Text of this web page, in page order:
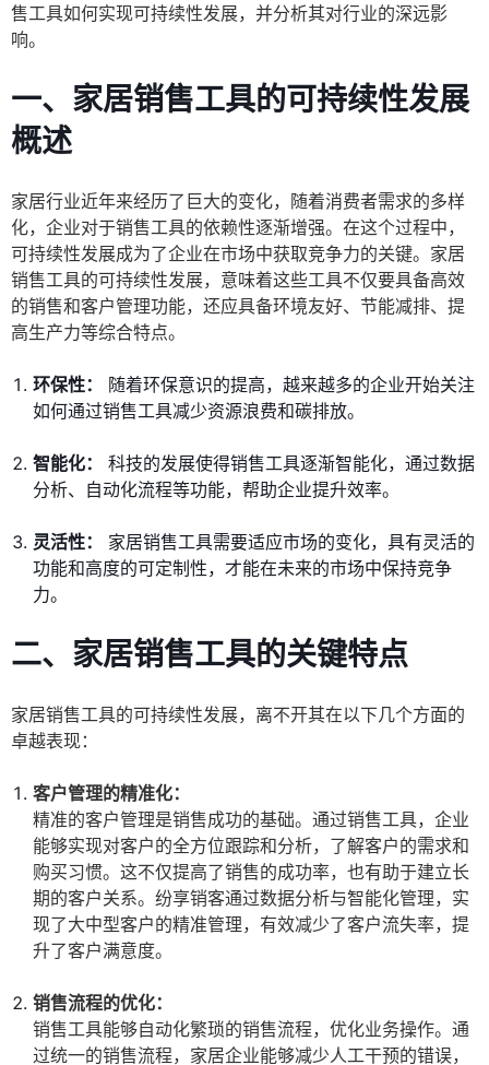
售工具如何实现可持续性发展，并分析其对行业的深远影
响。
一、家居销售工具的可持续性发展
概述
家居行业近年来经历了巨大的变化，随着消费者需求的多样
化，企业对于销售工具的依赖性逐渐增强。在这个过程中，
可持续性发展成为了企业在市场中获取竞争力的关键。家居
销售工具的可持续性发展，意味着这些工具不仅要具备高效
的销售和客户管理功能，还应具备环境友好、节能减排、提
高生产力等综合特点。
环保性：
随着环保意识的提高，越来越多的企业开始关注
如何通过销售工具减少资源浪费和碳排放。
智能化：
科技的发展使得销售工具逐渐智能化，通过数据
分析、自动化流程等功能，帮助企业提升效率。
灵活性：
家居销售工具需要适应市场的变化，具有灵活的
功能和高度的可定制性，才能在未来的市场中保持竞争
力。
二、家居销售工具的关键特点
家居销售工具的可持续性发展，离不开其在以下几个方面的
卓越表现：
客户管理的精准化：
精准的客户管理是销售成功的基础。通过销售工具，企业
能够实现对客户的全方位跟踪和分析，了解客户的需求和
购买习惯。这不仅提高了销售的成功率，也有助于建立长
期的客户关系。纷享销客通过数据分析与智能化管理，实
现了大中型客户的精准管理，有效减少了客户流失率，提
升了客户满意度。
销售流程的优化：
销售工具能够自动化繁琐的销售流程，优化业务操作。通
过统一的销售流程，家居企业能够减少人工干预的错误，